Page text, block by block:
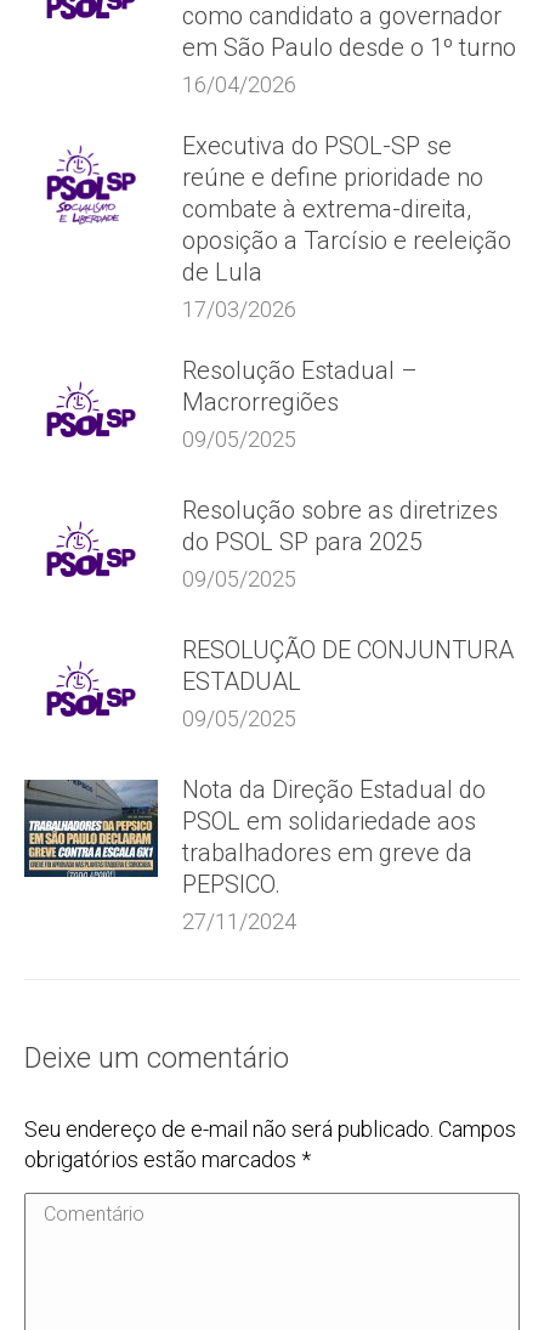
como candidato a governador
em São Paulo desde o 1º turno
16/04/2026
Executiva do PSOL-SP se
reúne e define prioridade no
combate à extrema-direita,
oposição a Tarcísio e reeleição
de Lula
17/03/2026
Resolução Estadual –
Macrorregiões
09/05/2025
Resolução sobre as diretrizes
do PSOL SP para 2025
09/05/2025
RESOLUÇÃO DE CONJUNTURA
ESTADUAL
09/05/2025
Nota da Direção Estadual do
PSOL em solidariedade aos
trabalhadores em greve da
PEPSICO.
27/11/2024
Deixe um comentário
Seu endereço de e-mail não será publicado. Campos
obrigatórios estão marcados *
Comentário